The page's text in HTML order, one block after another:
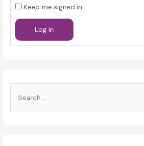
Keep me signed in
Log In